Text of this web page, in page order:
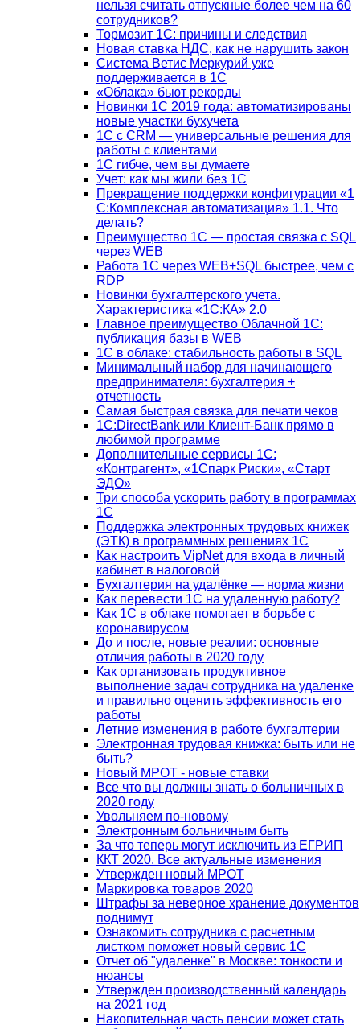
нельзя считать отпускные более чем на 60
сотрудников?
Тормозит 1C: причины и следствия
Новая ставка НДС, как не нарушить закон
Система Ветис Меркурий уже
поддерживается в 1С
«Облака» бьют рекорды
Новинки 1С 2019 года: автоматизированы
новые участки бухучета
1С с CRM — универсальные решения для
работы с клиентами
1С гибче, чем вы думаете
Учет: как мы жили без 1С
Прекращение поддержки конфигурации «1
С:Комплексная автоматизация» 1.1. Что
делать?
Преимущество 1С — простая связка с SQL
через WEB
Работа 1С через WEB+SQL быстрее, чем с
RDP
Новинки бухгалтерского учета.
Характеристика «1С:КА» 2.0
Главное преимущество Облачной 1С:
публикация базы в WEB
1С в облаке: стабильность работы в SQL
Минимальный набор для начинающего
предпринимателя: бухгалтерия +
отчетность
Самая быстрая связка для печати чеков
1С:DirectBank или Клиент-Банк прямо в
любимой программе
Дополнительные сервисы 1С:
«Контрагент», «1Спарк Риски», «Старт
ЭДО»
Три способа ускорить работу в программах
1С
Поддержка электронных трудовых книжек
(ЭТК) в программных решениях 1С
Как настроить VipNet для входа в личный
кабинет в налоговой
Бухгалтерия на удалёнке — норма жизни
Как перевести 1С на удаленную работу?
Как 1С в облаке помогает в борьбе с
коронавирусом
До и после, новые реалии: основные
отличия работы в 2020 году
Как организовать продуктивное
выполнение задач сотрудника на удаленке
и правильно оценить эффективность его
работы
Летние изменения в работе бухгалтерии
Электронная трудовая книжка: быть или не
быть?
Новый МРОТ - новые ставки
Все что вы должны знать о больничных в
2020 году
Увольняем по-новому
Электронным больничным быть
За что теперь могут исключить из ЕГРИП
ККТ 2020. Все актуальные изменения
Утвержден новый МРОТ
Маркировка товаров 2020
Штрафы за неверное хранение документов
поднимут
Ознакомить сотрудника с расчетным
листком поможет новый сервис 1С
Отчет об "удаленке" в Москве: тонкости и
нюансы
Утвержден производственный календарь
на 2021 год
Накопительная часть пенсии может стать